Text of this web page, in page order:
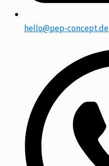
hello@pep-concept.de